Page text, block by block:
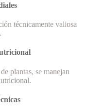
técnicamente valiosa
plantas, se manejan